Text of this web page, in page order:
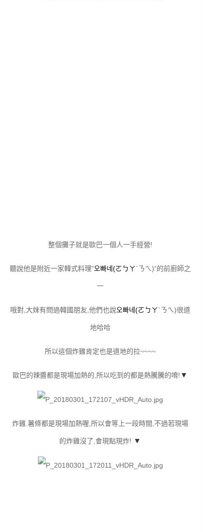
整個攤子就是歐巴一個人一手經營!
聽說他是附近一家韓式料理”오빠네(ㄛㄅㄚˋㄋㄟ)“的前廚師之
一
哦對,大妹有問過韓國朋友,他們也說오빠네(ㄛㄅㄚˋㄋㄟ)很道
地哈哈
所以這個炸雞肯定也是道地的拉~~~~
歐巴的辣醬都是現場加熱的,所以吃到的都是熱騰騰的唷! ▼
炸雞.薯條都是現場加熱喔,所以會等上一段時間,不過若現場
的炸雞沒了,會現點現炸! ▼